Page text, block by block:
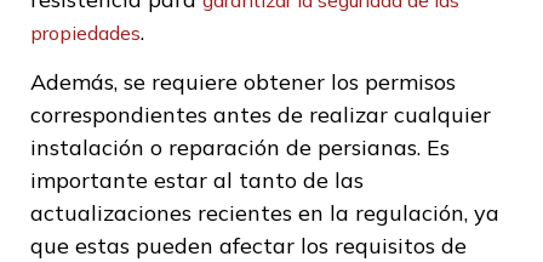
propiedades.
Además, se requiere obtener los permisos
correspondientes antes de realizar cualquier
instalación o reparación de persianas. Es
importante estar al tanto de las
actualizaciones recientes en la regulación, ya
que estas pueden afectar los requisitos de